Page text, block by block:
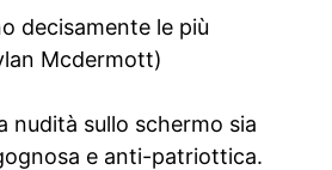
decisamente le più
Mcdermott)
nudità sullo schermo sia
e anti-patriottica.